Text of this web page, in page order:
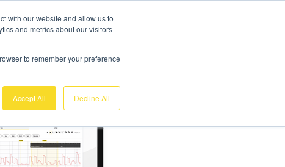
with our website and allow us to
and metrics about our visitors
to remember your preference
Accept All Decline All
Gratis Demo
Über uns Support